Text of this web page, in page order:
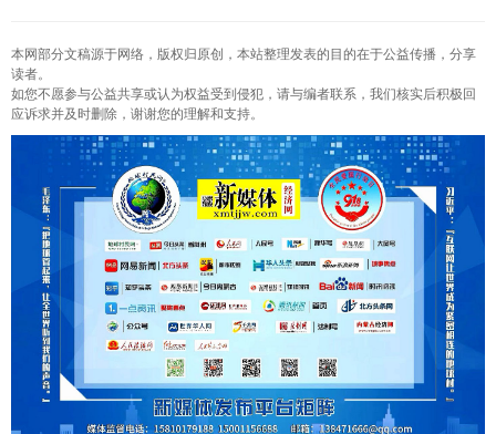
本网部分文稿源于网络，版权归原创，本站整理发表的目的在于公益传播，分享
读者。
如您不愿参与公益共享或认为权益受到侵犯，请与编者联系，我们核实后积极回
应诉求并及时删除，谢谢您的理解和支持。